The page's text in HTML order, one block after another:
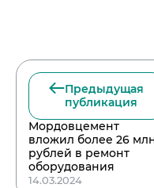
Предыдущая
публикация
Мордовцемент
вложил более 26
рублей в ремонт
оборудования
14.03.2024